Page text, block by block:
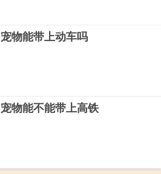
宠物能带上动车吗
宠物能不能带上高铁